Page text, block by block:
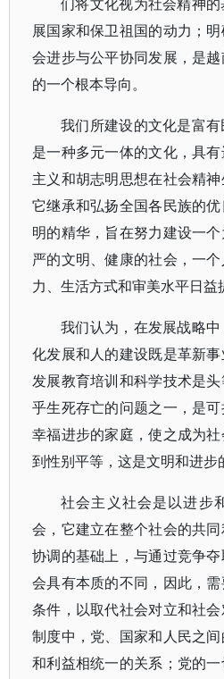
展国家和保卫祖国的动力；
会进步与公平协同发展，是
的一个根本导向。
我们所建设的文化是富有
是一种多元一体的文化，具
主义和胡志明思想在社会精
它继承和弘扬全国各民族的
明的精华，旨在努力建设一
严的文明、健康的社会，一
力、生活方式和审美水平日益
我们认为，在发展战略
化发展和人的建设既是革新事
发展教育培训和科学技术是
乎生死存亡的问题之一，是
幸福进步的家庭，使之成为
到性别平等，这是文明和进步
社会主义社会是以进步
会，它建立在整个社会的共
协调的基础上，与通过竞争
会具有本质的不同，因此，
条件，以取代社会对立和社
制度中，党、国家和人民之
和利益相统一的关系；党的